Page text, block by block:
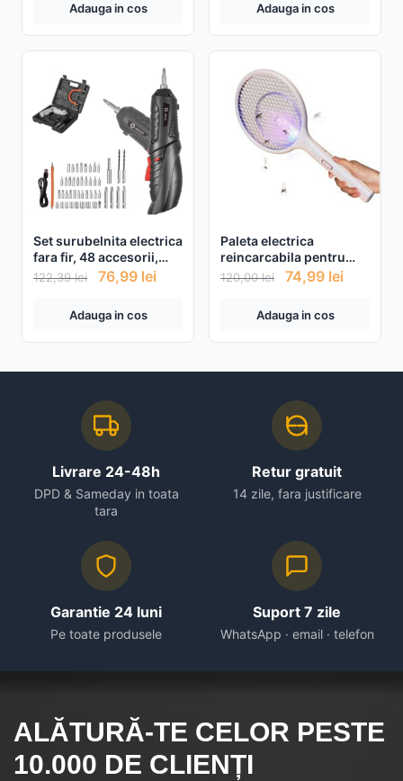
Adauga in cos Adauga in cos
Set surubelnita electrica
fara fir, 48 accesorii,
baterie reincarcabila
122,39lei 76,99 lei
Adauga in cos
Paleta electrica
reincarcabila pentru
tantari si insecte
120,00lei 74,99 lei
Adauga in cos
Livrare 24-48h
DPD & Sameday in toata
tara
Retur gratuit
14 zile, fara justificare
Garantie 24 luni
Pe toate produsele
Suport 7 zile
WhatsApp · email · telefon
ALĂTURĂ-TE CELOR PESTE
10.000 DE CLIENȚI